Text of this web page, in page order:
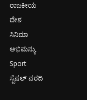
ರಾಜಕೀಯ
ದೇಶ
ಸಿನಿಮಾ
ಅಭಿಮನ್ಯು
Sport
ಸ್ಪೆಷಲ್ ವರದಿ